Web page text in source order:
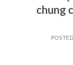
chung